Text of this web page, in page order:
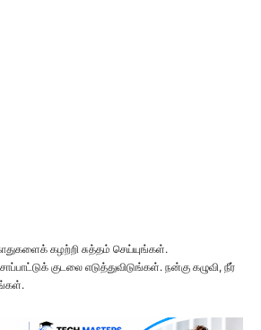
கழற்றி சுத்தம் செய்யுங்கள்.
குடலை எடுத்துவிடுங்கள். நன்கு கழுவி, நீர்